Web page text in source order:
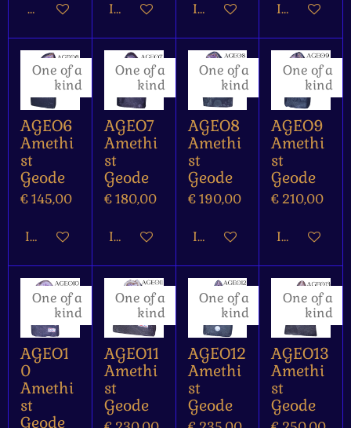
Houd mij op de hoogteIn winkelwagenIn winkelwagen
In
One of a
kind
AGEO6
Amethi
st
Geode
€ 145,00
In winkelwagen
One of a
kind
AGEO7
Amethi
st
Geode
€ 180,00
In winkelwagen
One of a
kind
AGEO8
Amethi
st
Geode
€ 190,00
In winkelwagen
One of a
kind
AGEO9
Amethi
st
Geode
€ 210,00
In
One of a
kind
AGEO1
0
Amethi
st
Geode
One of a
kind
AGEO11
Amethi
st
Geode
One of a
kind
AGEO12
Amethi
st
Geode
One of a
kind
AGEO13
Amethi
st
Geode